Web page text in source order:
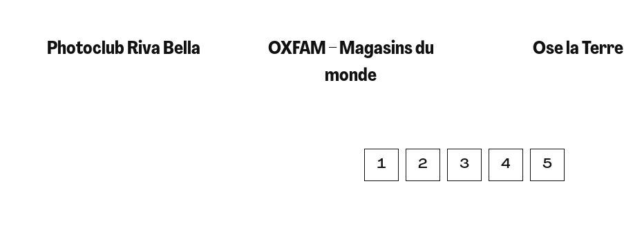
Photoclub Riva Bella
OXFAM – Magasins du
monde
Ose la Terre
P
1 2 3 4 5